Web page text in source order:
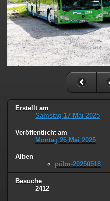
Erstellt am
Samstag 17 Mai 2025
Veröffentlicht am
Montag 26 Mai 2025
Alben
pülm-20250518
Besuche
2412